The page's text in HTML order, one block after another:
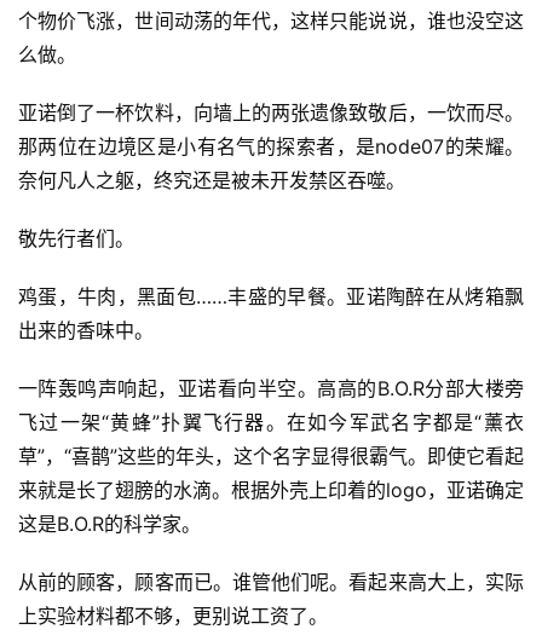
个物价飞涨，世间动荡的年代，这样只能说说，谁也没空这
么做。
亚诺倒了一杯饮料，向墙上的两张遗像致敬后，一饮而尽。
那两位在边境区是小有名气的探索者，是node07的荣耀。
奈何凡人之躯，终究还是被未开发禁区吞噬。
敬先行者们。
鸡蛋，牛肉，黑面包……丰盛的早餐。亚诺陶醉在从烤箱飘
出来的香味中。
一阵轰鸣声响起，亚诺看向半空。高高的B.O.R分部大楼旁
飞过一架“黄蜂”扑翼飞行器。在如今军武名字都是“薰衣
草”，“喜鹊”这些的年头，这个名字显得很霸气。即使它看起
来就是长了翅膀的水滴。根据外壳上印着的logo，亚诺确定
这是B.O.R的科学家。
从前的顾客，顾客而已。谁管他们呢。看起来高大上，实际
上实验材料都不够，更别说工资了。